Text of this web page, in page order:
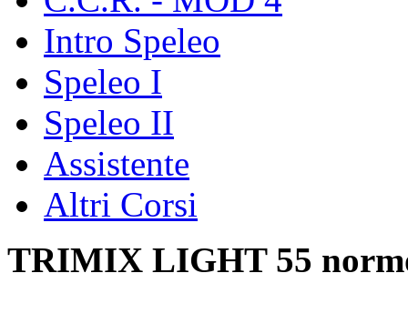
Intro Speleo
Speleo I
Speleo II
Assistente
Altri Corsi
TRIMIX LIGHT 55